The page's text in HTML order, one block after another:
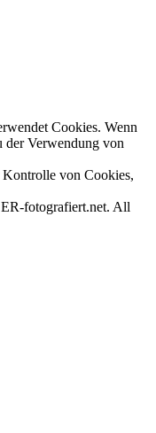
Cookies. Wenn
der Verwendung von
Kontrolle von Cookies,
fotografiert.net. All